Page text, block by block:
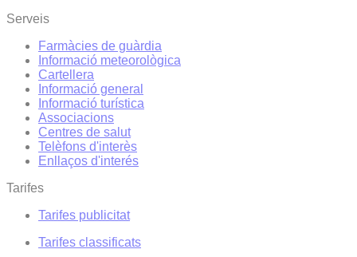
Serveis
Farmàcies de guàrdia
Informació meteorològica
Cartellera
Informació general
Informació turística
Associacions
Centres de salut
Telèfons d'interès
Enllaços d'interés
Tarifes
Tarifes publicitat
Tarifes classificats